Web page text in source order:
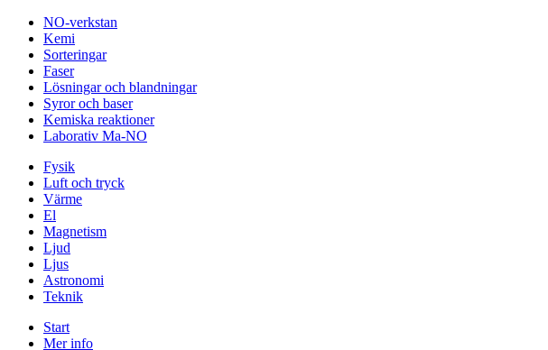
NO-verkstan
Kemi
Sorteringar
Faser
Lösningar och blandningar
Syror och baser
Kemiska reaktioner
Laborativ Ma-NO
Fysik
Luft och tryck
Värme
El
Magnetism
Ljud
Ljus
Astronomi
Teknik
Start
Mer info